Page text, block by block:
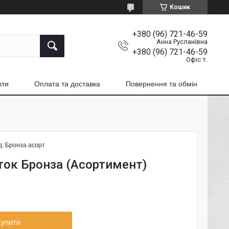
Кошик
+380 (96) 721-46-59
Анна Русланівна
+380 (96) 721-46-59
Офіс т.
Оплата та доставка Повернення та обмін
Бронза асорт
Бронза (Асортимент)